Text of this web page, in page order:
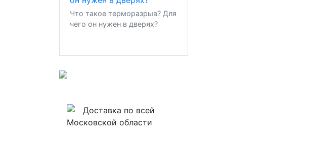
Что такое терморазрыв? Для
чего он нужен в дверях?
Доставка по всей
Московской области